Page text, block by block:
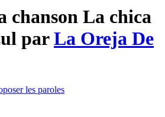
chanson La chica
parLa Oreja De
les paroles